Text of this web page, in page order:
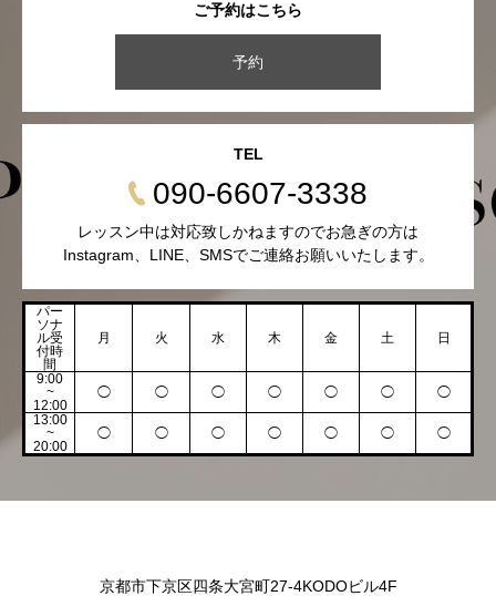
ご予約はこちら
予約
TEL
090-6607-3338
レッスン中は対応致しかねますのでお急ぎの方は
Instagram、LINE、SMSでご連絡お願いいたします。
パー
ソナ
ル受
付時
間
月 火 水 木 金 土 日
9:00
~
12:00
◯ ◯ ◯ ◯ ◯ ◯
◯
13:00
~
20:00
◯ ◯ ◯ ◯ ◯ ◯ ◯
京都市下京区四条大宮町27-4KODOビル4F